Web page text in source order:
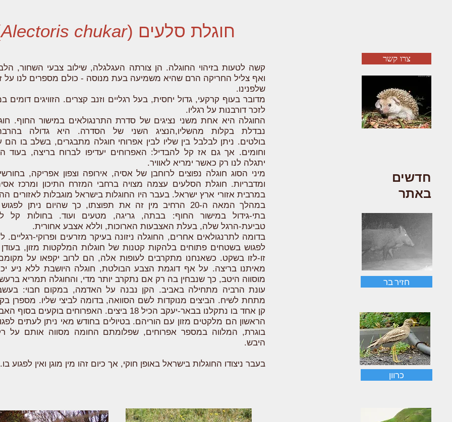
חוגלת סלעים (Alectoris chukar
קשה לטעות בזיהוי החוגלה. הן צורתה העגלגלה, שילוב צבעי השחור,
ואף צליל החריקה הרם שהיא משמיעה בעת מנוסה - כולם מספרים לנו על
שלפנינו.
מדובר בעוף קרקעי, גדול יחסית, בעל רגליים וזנב קצרים. הזוויגים
לזכר דורבנות על רגליו.
החוגלה היא אחת משני נציגים של סדרת התרנגולאים במישור החוף.
נבדלת בקלות מהשליו,הנציג השני של הסדרה. היא גדולה
בולטים. ניתן לבלבל בין שליו לבין אפרוחי חוגלה מתבגרים, בשלב בו הם
וחומים. אך גם אז קל להבדיל: האפרוחים יעדיפו לברוח בריצה, בעוד
יתגלה לנו רק כאשר ימריא לאוויר.
מיני הסוג חוגלה נפוצים לרוחבן של אסיה, אירופה וצפון אפריקה,
ומדבריות. חוגלת הסלעים עצמה מצויה ברחבי המזרח התיכון ומרכז
במרבית אזורי ארץ ישראל. בעבר היו החוגלות בישראל מוגבלות לאזורים
במהלך המאה ה-20 הרחיב מין זה את תפוצתו, כך שהיום ניתן
בתי-גידול במישור החוף: בבתה, גריגה, מטעים ועוד. בחולות קל
טביעת-הרגל שלה, בעלת האצבעות הארוכות, וללא אצבע אחורית.
בדומה לתרנגולאים אחרים, החוגלה ניזונה בעיקר מזרעים ופרוקי-רגליים.
לפגוש בשטחים פתוחים בלהקות קטנות של חוגלות המלקטות מזון,
זו-לזו בשקט. כשאנחנו מתקרבים לעופות אלה, הם לרוב יקפאו על
מאיתנו בריצה. על אף דוגמת הצבע הבולטת, חוגלה היושבת ללא ניע
מוסווה היטב, כך שנבחין בה רק אם נתקרב יותר מדי, והחוגלה תמריא
עונת הרביה מתחילה באביב. הקן נבנה על האדמה, במקום חבוי:
מתחת לשיח. הביצים מנוקדות לשם הסוואה, בדומה לביצי שליו. מספרן
קן אחד בו נתקלנו בבאר-יעקב הכיל 18 ביצים. האפרוחים בוקעים
הראשון הם מלקטים מזון עם הוריהם. בטיולים בחודש מאי ניתן לעתים
בוגרת, המלווה במספר אפרוחים, שפלומתם החומה מסווה אותם על
היבש.
בעבר ניצודו החוגלות בישראל באופן חוקי, אך כיום זהו מין מוגן ואין לפגוע בו.
צרו קשר
כרוון
חזיר בר
חדשים
באתר